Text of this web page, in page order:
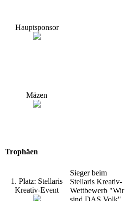
Hauptsponsor
Mäzen
Trophäen
1. Platz: Stellaris
Kreativ-Event
Sieger beim
Stellaris Kreativ-
Wettbewerb "Wir
sind DAS Volk"